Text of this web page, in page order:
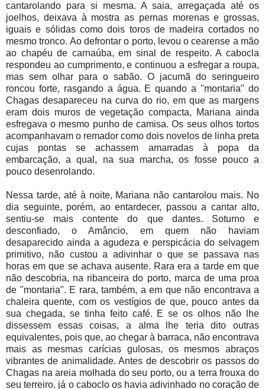
cantarolando para si mesma. A saia, arregaçada até os
joelhos, deixava à mostra as pernas morenas e grossas,
iguais e sólidas como dois toros de madeira cortados no
mesmo tronco. Ao defrontar o porto, levou o cearense a mão
ao chapéu de carnaúba, em sinal de respeito. A cabocla
respondeu ao cumprimento, e continuou a esfregar a roupa,
mas sem olhar para o sabão. O jacumã do seringueiro
roncou forte, rasgando a água. E quando a "montaria" do
Chagas desapareceu na curva do rio, em que as margens
eram dois muros de vegetação compacta, Mariana ainda
esfregava o mesmo punho de camisa. Os seus olhos tortos
acompanhavam o remador como dois novelos de linha preta
cujas pontas se achassem amarradas à popa da
embarcação, a qual, na sua marcha, os fosse pouco a
pouco desenrolando.
Nessa tarde, até à noite, Mariana não cantarolou mais. No
dia seguinte, porém, ao entardecer, passou a cantar alto,
sentiu-se mais contente do que dantes. Soturno e
desconfiado, o Amâncio, em quem não haviam
desaparecido ainda a agudeza e perspicácia do selvagem
primitivo, não custou a adivinhar o que se passava nas
horas em que se achava ausente. Rara era a tarde em que
não descobria, na ribanceira do porto, marca de uma proa
de "montaria". E rara, também, a em que não encontrava a
chaleira quente, com os vestígios de que, pouco antes da
sua chegada, se tinha feito café. E se os olhos não lhe
dissessem essas coisas, a alma lhe teria dito outras
equivalentes, pois que, ao chegar à barraca, não encontrava
mais as mesmas carícias gulosas, os mesmos abraços
vibrantes de animalidade. Antes de descobrir os passos do
Chagas na areia molhada do seu porto, ou a terra frouxa do
seu terreiro, já o caboclo os havia adivinhado no coração de